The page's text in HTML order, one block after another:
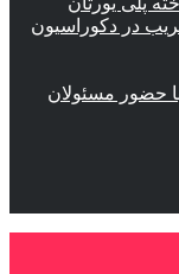
در دکوراسیون
حضور مسئولان